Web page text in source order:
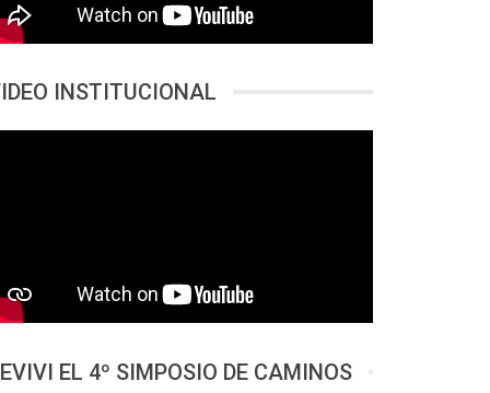
INSTITUCIONAL
EL 4º SIMPOSIO DE CAMINOS